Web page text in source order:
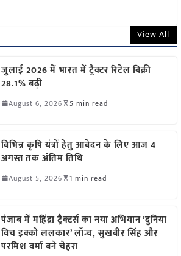
View All
जुलाई 2026 में भारत में ट्रैक्टर रिटेल बिक्री
28.1% बढ़ी
August 6, 2026 5 min read
विभिन्न कृषि यंत्रों हेतु आवेदन के लिए आज 4
अगस्त तक अंतिम तिथि
August 5, 2026 1 min read
पंजाब में महिंद्रा ट्रैक्टर्स का नया अभियान ‘दुनिया
विच इक्को ललकार’ लॉन्च, सुखबीर सिंह और
परमिश वर्मा बने चेहरा